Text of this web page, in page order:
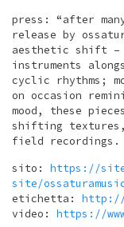
press: “after
release by
aesthetic shift –
instruments
cyclic rhythms;
on occasion
mood, these
shifting textures,
field recordings.
sito: https://
site/
etichetta:
video: https://